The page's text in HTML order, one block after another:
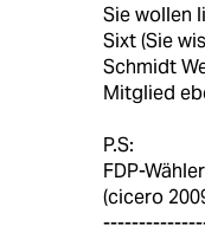
Sie wollen
Sixt (Sie
Schmidt
Mitglied
P.S:
FDP-
(cicero